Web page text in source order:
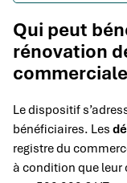
Qui peut
rénovation
Le dispositif
bénéficiaires. Les
registre du
à condition que leur